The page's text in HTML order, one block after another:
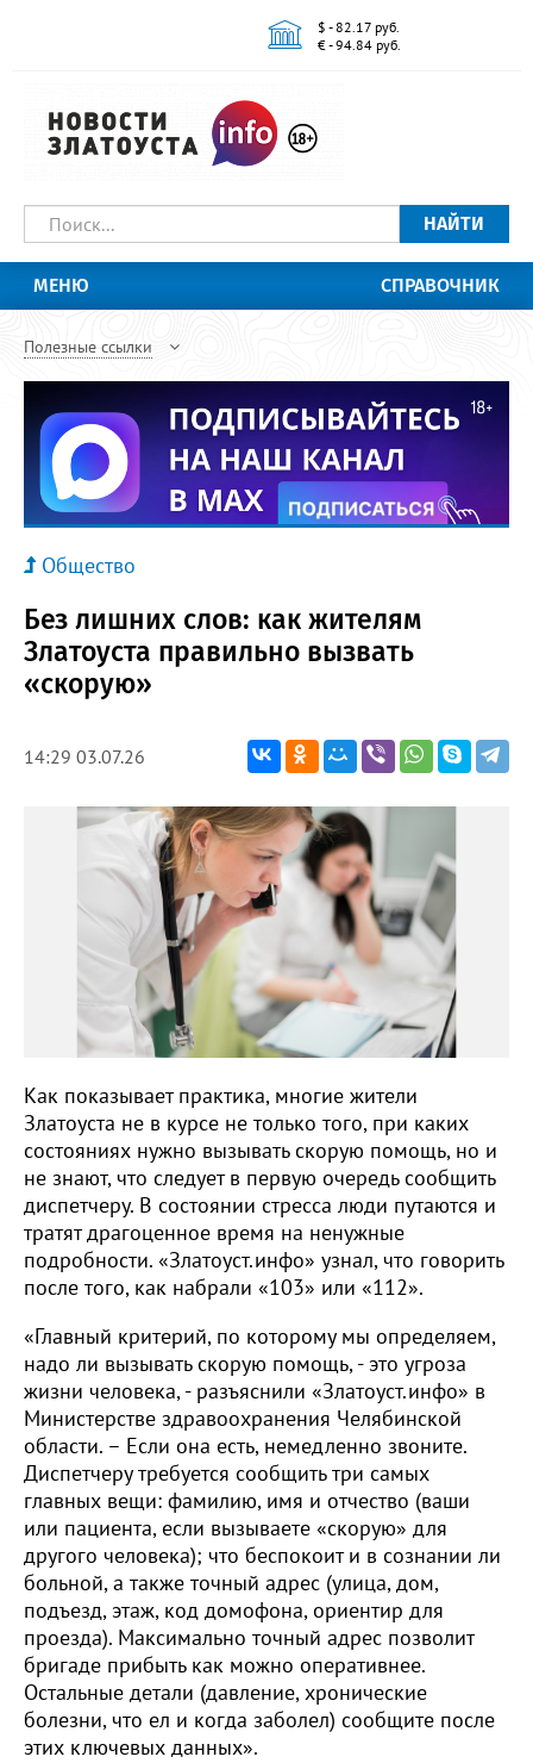
$ - 82.17 руб.
€ - 94.84 руб.
НАЙТИ
МЕНЮ СПРАВОЧНИК
Полезные ссылки
Общество
Без лишних слов: как жителям
Златоуста правильно вызвать
«скорую»
14:29 03.07.26
Как показывает практика, многие жители
Златоуста не в курсе не только того, при каких
состояниях нужно вызывать скорую помощь, но и
не знают, что следует в первую очередь сообщить
диспетчеру. В состоянии стресса люди путаются и
тратят драгоценное время на ненужные
подробности. «Златоуст.инфо» узнал, что говорить
после того, как набрали «103» или «112».
«Главный критерий, по которому мы определяем,
надо ли вызывать скорую помощь, - это угроза
жизни человека, - разъяснили «Златоуст.инфо» в
Министерстве здравоохранения Челябинской
области. – Если она есть, немедленно звоните.
Диспетчеру требуется сообщить три самых
главных вещи: фамилию, имя и отчество (ваши
или пациента, если вызываете «скорую» для
другого человека); что беспокоит и в сознании ли
больной, а также точный адрес (улица, дом,
подъезд, этаж, код домофона, ориентир для
проезда). Максимально точный адрес позволит
бригаде прибыть как можно оперативнее.
Остальные детали (давление, хронические
болезни, что ел и когда заболел) сообщите после
этих ключевых данных».